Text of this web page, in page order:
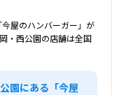
屋のハンバーガー」が
・西公園の店舗は全国
園にある「今屋